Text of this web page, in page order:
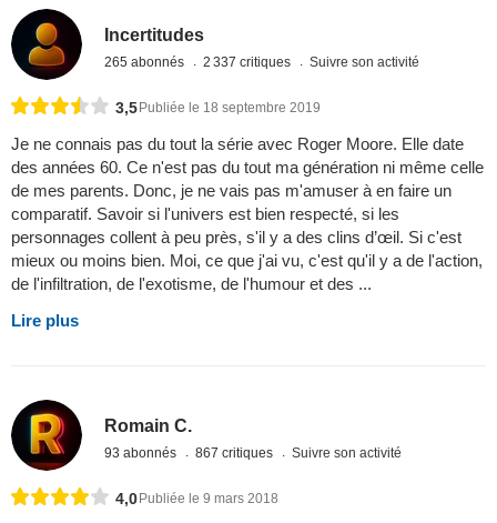
Incertitudes
265 abonnés 2 337 critiques Suivre son activité
3,5 Publiée le 18 septembre 2019
Je ne connais pas du tout la série avec Roger Moore. Elle date
des années 60. Ce n'est pas du tout ma génération ni même celle
de mes parents. Donc, je ne vais pas m'amuser à en faire un
comparatif. Savoir si l'univers est bien respecté, si les
personnages collent à peu près, s'il y a des clins d’œil. Si c'est
mieux ou moins bien. Moi, ce que j'ai vu, c'est qu'il y a de l'action,
de l'infiltration, de l'exotisme, de l'humour et des ...
Lire plus
Romain C.
93 abonnés 867 critiques Suivre son activité
4,0 Publiée le 9 mars 2018